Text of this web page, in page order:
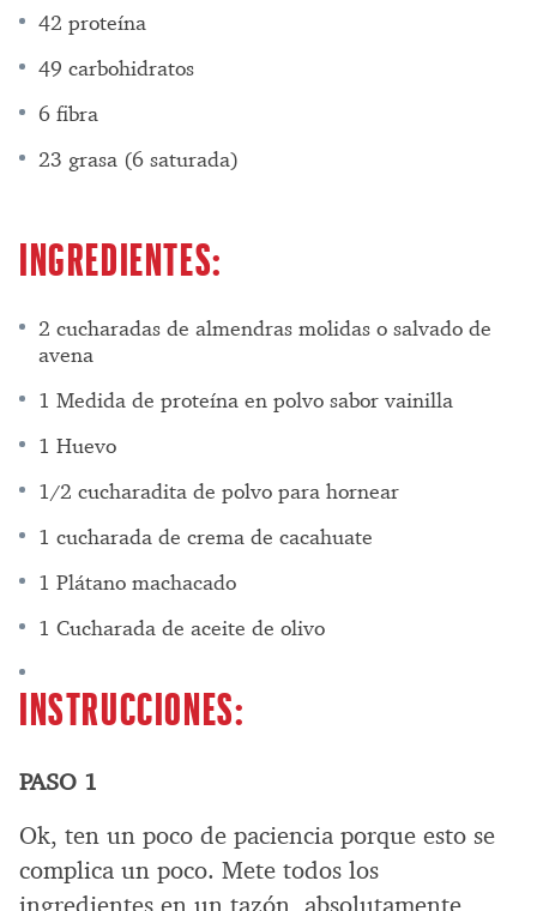
42 proteína
49 carbohidratos
6 fibra
23 grasa (6 saturada)
INGREDIENTES:
2 cucharadas de almendras molidas o salvado de
avena
1 Medida de proteína en polvo sabor vainilla
1 Huevo
1/2 cucharadita de polvo para hornear
1 cucharada de crema de cacahuate
1 Plátano machacado
1 Cucharada de aceite de olivo
INSTRUCCIONES:
PASO 1
Ok, ten un poco de paciencia porque esto se
complica un poco. Mete todos los